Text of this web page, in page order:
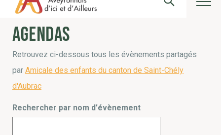
Agendas
Retrouvez ci-dessous tous les évènements partagés
par Amicale des enfants du canton de Saint-Chély
d'Aubrac
Rechercher par nom d'évènement